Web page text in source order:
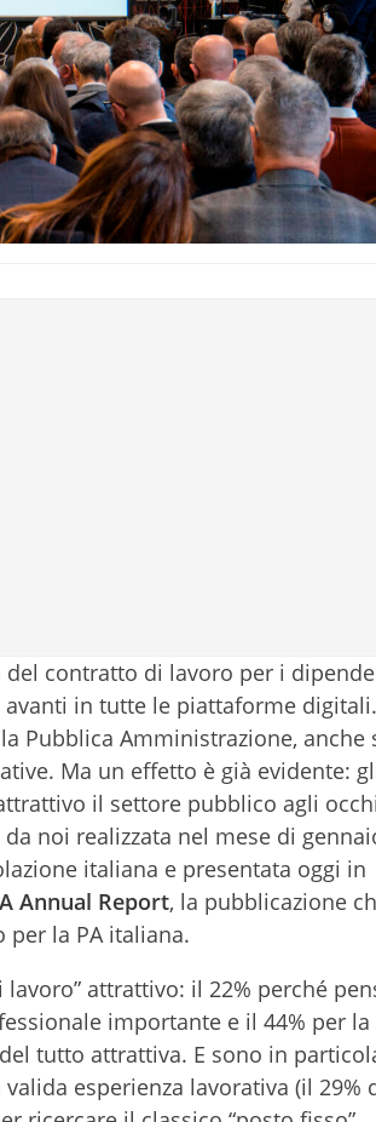
del contratto di lavoro per i
in tutte le piattaforme
Pubblica Amministrazione, anche
Ma un effetto è già evidente:
il settore pubblico agli
noi realizzata nel mese di
italiana e presentata oggi in
Annual Report, la pubblicazione
la PA italiana.
attrattivo: il 22% perché
importante e il 44% per
tutto attrattiva. E sono in
esperienza lavorativa (il 29%